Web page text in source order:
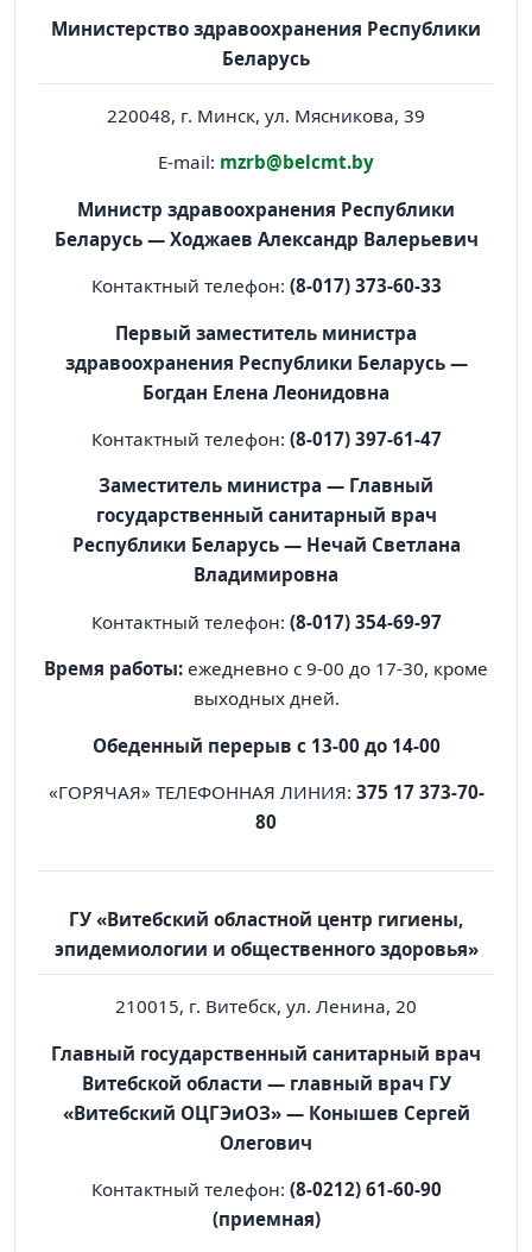
Министерство здравоохранения Республики
Беларусь
220048, г. Минск, ул. Мясникова, 39
E-mail: mzrb@belcmt.by
Министр здравоохранения Республики
Беларусь — Ходжаев Александр Валерьевич
Контактный телефон: (8-017) 373-60-33
Первый заместитель министра
здравоохранения Республики Беларусь —
Богдан Елена Леонидовна
Контактный телефон: (8-017) 397-61-47
Заместитель министра — Главный
государственный санитарный врач
Республики Беларусь — Нечай Светлана
Владимировна
Контактный телефон: (8-017) 354-69-97
Время работы: ежедневно с 9-00 до 17-30, кроме
выходных дней.
Обеденный перерыв с 13-00 до 14-00
«ГОРЯЧАЯ» ТЕЛЕФОННАЯ ЛИНИЯ: 375 17 373-70-
80
ГУ «Витебский областной центр гигиены,
эпидемиологии и общественного здоровья»
210015, г. Витебск, ул. Ленина, 20
Главный государственный санитарный врач
Витебской области — главный врач ГУ
«Витебский ОЦГЭиОЗ» — Конышев Сергей
Олегович
Контактный телефон: (8-0212) 61-60-90
(приемная)